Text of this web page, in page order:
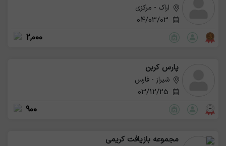
اراک - مرکزی
2,000
پارس کربن
شیراز - فارس
900
مجموعه بازیافت کریمی